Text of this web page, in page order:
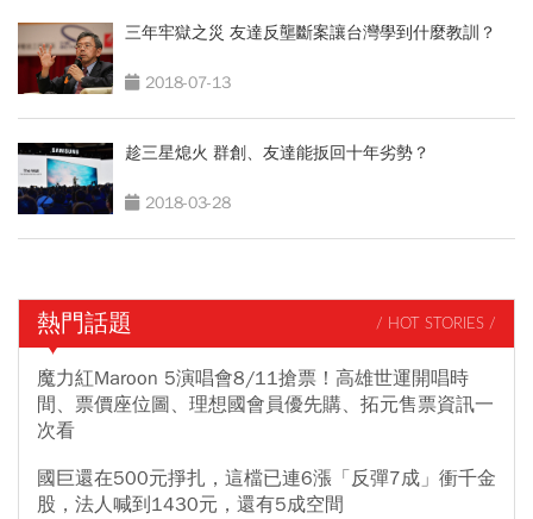
三年牢獄之災 友達反壟斷案讓台灣學到什麼教訓？
2018-07-13
趁三星熄火 群創、友達能扳回十年劣勢？
2018-03-28
熱門話題 / HOT STORIES /
魔力紅Maroon 5演唱會8/11搶票！高雄世運開唱時
間、票價座位圖、理想國會員優先購、拓元售票資訊一
次看
國巨還在500元掙扎，這檔已連6漲「反彈7成」衝千金
股，法人喊到1430元，還有5成空間